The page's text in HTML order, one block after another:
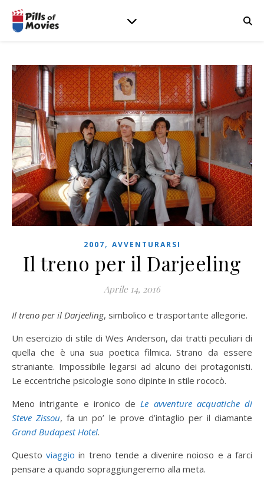
2007, AVVENTURARSI
Il treno per il Darjeeling
Aprile 14, 2016
Il treno per il Darjeeling, simbolico e trasportante allegorie.
Un esercizio di stile di Wes Anderson, dai tratti peculiari di
quella che è una sua poetica filmica. Strano da essere
straniante. Impossibile legarsi ad alcuno dei protagonisti.
Le eccentriche psicologie sono dipinte in stile rococò.
Meno intrigante e ironico deLe avventure acquatiche di
Steve Zissou, fa un po’ le prove d’intaglio per il diamante
Grand Budapest Hotel.
Questoviaggio in treno tende a divenire noioso e a farci
pensare a quando sopraggiungeremo alla meta.